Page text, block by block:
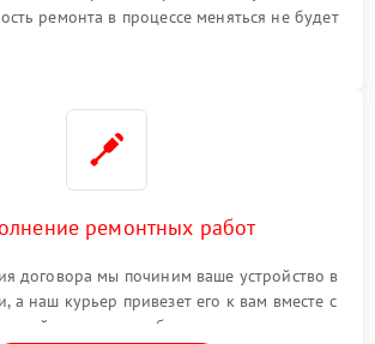
ремонта в процессе меняться не будет
ремонтных работ
договора мы починим ваше устройство в
а наш курьер привезет его к вам вместе с
талоном бесплатно